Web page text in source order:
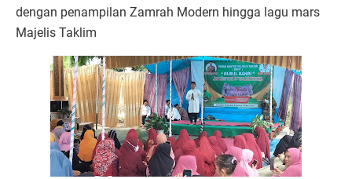
dengan penampilan Zamrah Modern hingga lagu mars
Majelis Taklim